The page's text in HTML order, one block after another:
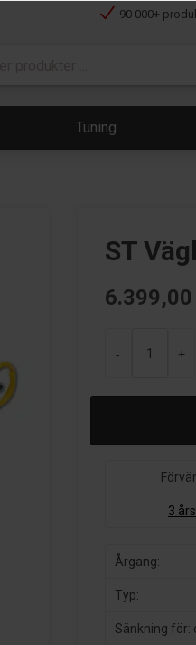
90 000+
Tuning
ST
6.399,00
- +
3
Årgang:
Typ:
Sänkning för: